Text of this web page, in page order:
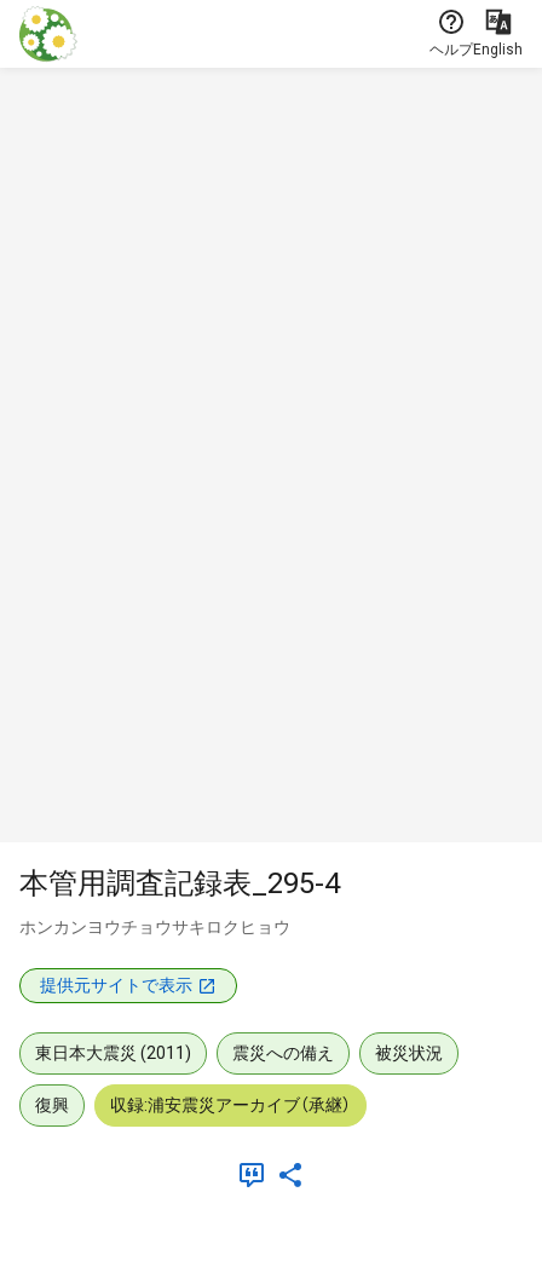
本文に飛ぶ
ヘルプEnglish
本管用調査記録表_295-4
ホンカンヨウチョウサキロクヒョウ
提供元サイトで表示
東日本大震災 (2011) 震災への備え 被災状況
復興 収録:浦安震災アーカイブ（承継）